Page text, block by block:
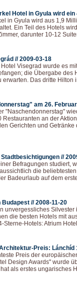
Hotel in Gyula wird
in Gyula wird aus 1,9
Ein Teil des Hotels
darunter 10-12
//2009-03-18
Hotel Visegrad wurde es
die Übergabe des
erwarten. Das dritte Hilton
am 26.
"Naschendonnerstag"
Restauranten an der
Gerichten und
//
Befragungen studiert,
die
Badeurlaub auf dem
Budapest //2008-11-20
unvergessliches
die besten Hotels mit
Sterne-Hotels: Atrium
Preis: Lánchíd
Preis der
Design Awards" wurde
als erstes ungarisches